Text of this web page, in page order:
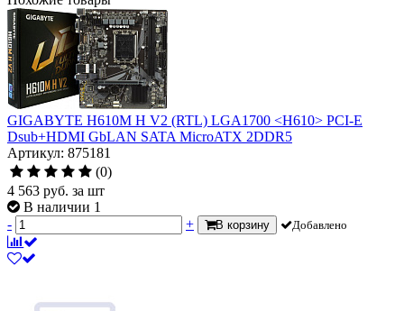
GIGABYTE H610M H V2 (RTL) LGA1700 <H610> PCI-E
Dsub+HDMI GbLAN SATA MicroATX 2DDR5
Артикул: 875181
(0)
4 563 руб. за шт
В наличии 1
-
+ В корзину Добавлено